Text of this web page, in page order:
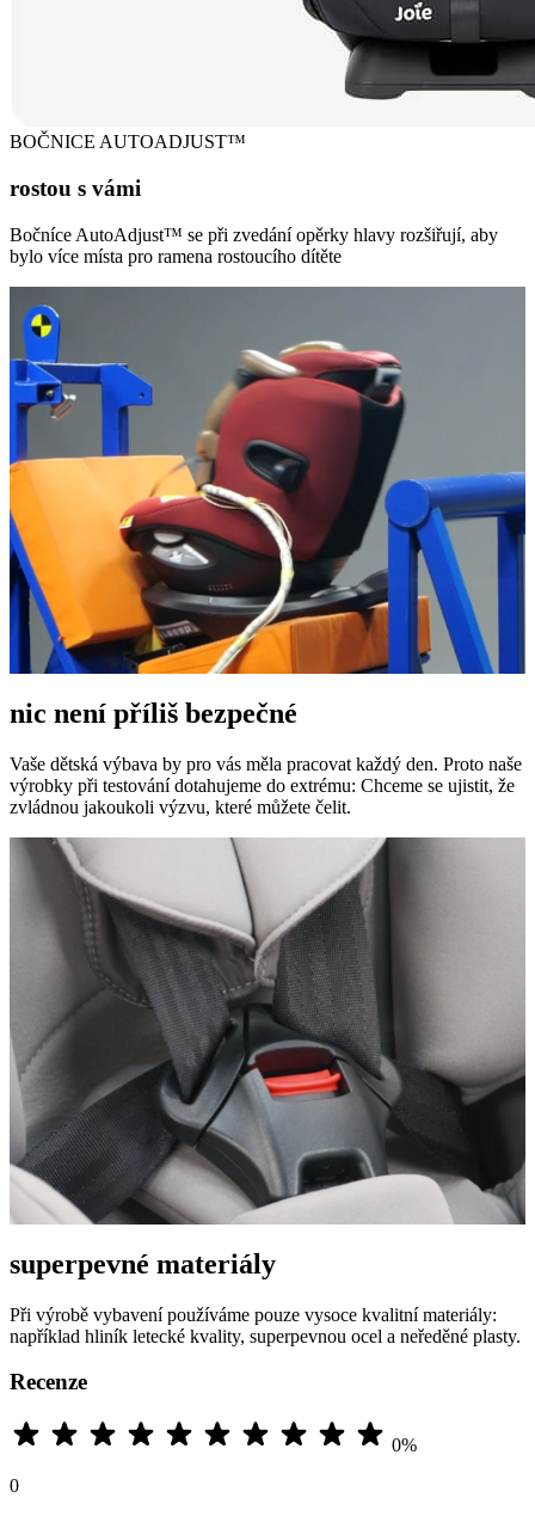
BOČNICE AUTOADJUST™
rostou s vámi
Bočníce AutoAdjust™ se při zvedání opěrky hlavy rozšiřují, aby
bylo více místa pro ramena rostoucího dítěte
nic není příliš bezpečné
Vaše dětská výbava by pro vás měla pracovat každý den. Proto naše
výrobky při testování dotahujeme do extrému: Chceme se ujistit, že
zvládnou jakoukoli výzvu, které můžete čelit.
superpevné materiály
Při výrobě vybavení používáme pouze vysoce kvalitní materiály:
například hliník letecké kvality, superpevnou ocel a neředěné plasty.
Recenze
0%
0